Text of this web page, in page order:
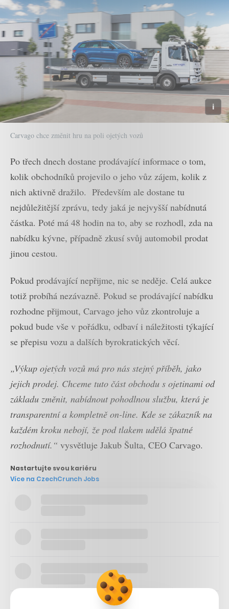
Carvago chce změnit hru na poli ojetých vozů
Po třech dnech dostane prodávající informace o tom,
kolik obchodníků projevilo o jeho vůz zájem, kolik z
nich aktivně dražilo. Především ale dostane tu
nejdůležitější zprávu, tedy jaká je nejvyšší nabídnutá
částka. Poté má 48 hodin na to, aby se rozhodl, zda na
nabídku kývne, případně zkusí svůj automobil prodat
jinou cestou.
Pokud prodávající nepřijme, nic se neděje. Celá aukce
totiž probíhá nezávazně. Pokud se prodávající nabídku
rozhodne přijmout, Carvago jeho vůz zkontroluje a
pokud bude vše v pořádku, odbaví i náležitosti týkající
se přepisu vozu a dalších byrokratických věcí.
„Výkup ojetých vozů má pro nás stejný příběh, jako
jejich prodej. Chceme tuto část obchodu s ojetinami od
základu změnit, nabídnout pohodlnou službu, která je
transparentní a kompletně on-line. Kde se zákazník na
každém kroku nebojí, že pod tlakem udělá špatné
rozhodnutí.“ vysvětluje Jakub Šulta, CEO Carvago.
Nastartujte svou kariéru
Více na CzechCrunch Jobs